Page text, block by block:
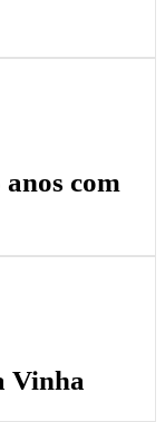
com
Vinha